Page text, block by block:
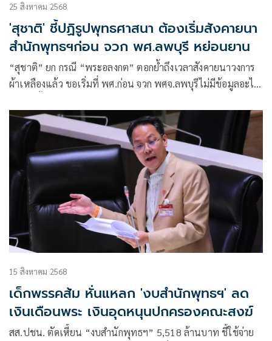
25 สิงหาคม 2568
'สุชาติ' ชี้ปฏิรูปพุทธศาสนา ต้องเริ่มสังคายนา
สำนักพุทธฯก่อน จวก พศ.ลพบุรี หย่อนยาน
“สุชาติ” ยก กรณี “พระอลงกต” ตอกย้ำถึงเวลาสังคายนาวงการ
ผ้าเหลืองแล้ว ขอเริ่มที่ พศ.ก่อน จวก พศจ.ลพบุรีไม่มีข้อมูลอะไร
ฉาวเพิ่มขึ้นทุกวัน
15 สิงหาคม 2568
เด็กพรรคส้ม หั่นแหลก 'งบสำนักพุทธฯ' ลด
เงินเดือนพระ เงินอุดหนุนปกครองคณะสงฆ์
สส.ปชน. ตัดเหี้ยน “งบสำนักพุทธฯ” 5,518 ล้านบาท ชี้ใช้จ่าย